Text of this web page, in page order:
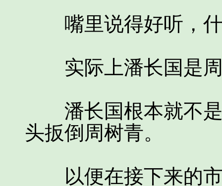
嘴里说得好听，什
实际上潘长国是周
潘长国根本就不是
头扳倒周树青。
以便在接下来的市